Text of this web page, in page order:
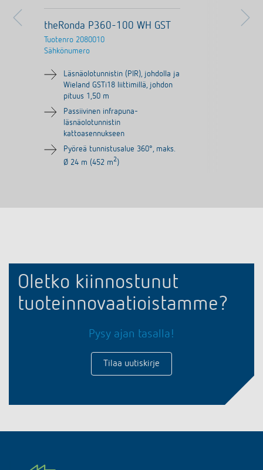
theRonda P360-100 WH GST
Tuotenro 2080010
Sähkönumero
Läsnäolotunnistin (PIR), johdolla ja
Wieland GSTi18 liittimillä, johdon
pituus 1,50 m
Passiivinen infrapuna-
läsnäolotunnistin
kattoasennukseen
Pyöreä tunnistusalue 360°, maks.
Ø 24 m (452 m2)
Oletko kiinnostunut
tuoteinnovaatioistamme?
Pysy ajan tasalla!
Tilaa uutiskirje